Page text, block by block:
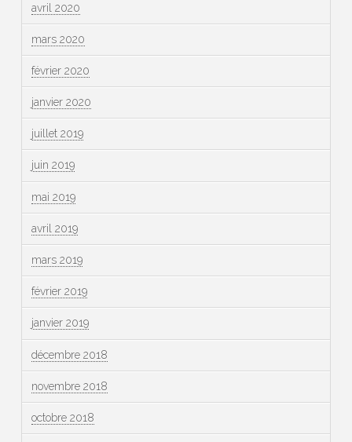
avril 2020
mars 2020
février 2020
janvier 2020
juillet 2019
juin 2019
mai 2019
avril 2019
mars 2019
février 2019
janvier 2019
décembre 2018
novembre 2018
octobre 2018